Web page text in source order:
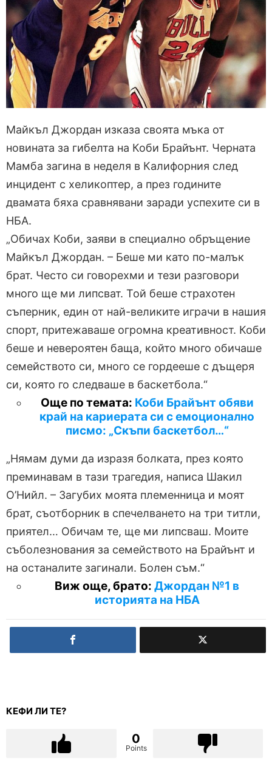
Майкъл Джордан изказа своята мъка от
новината за гибелта на Коби Брайънт. Черната
Мамба загина в неделя в Калифорния след
инцидент с хеликоптер, а през годините
двамата бяха сравнявани заради успехите си в
НБА.
„Обичах Коби, заяви в специално обръщение
Майкъл Джордан. – Беше ми като по-малък
брат. Често си говорехми и тези разговори
много ще ми липсват. Той беше страхотен
съперник, един от най-великите играчи в нашия
спорт, притежаваше огромна креативност. Коби
беше и невероятен баща, който много обичаше
семейството си, много се гордееше с дъщеря
си, която го следваше в баскетбола.“
Още по темата: Коби Брайънт обяви
край на кариерата си с емоционално
писмо: „Скъпи баскетбол…“
„Нямам думи да изразя болката, през която
преминавам в тази трагедия, написа Шакил
О’Нийл. – Загубих моята племенница и моят
брат, съотборник в спечелването на три титли,
приятел… Обичам те, ще ми липсваш. Моите
съболезнования за семейството на Брайънт и
на останалите загинали. Болен съм.“
Виж още, брато: Джордан №1 в
историята на НБА
КЕФИ ЛИ ТЕ?
0
Points